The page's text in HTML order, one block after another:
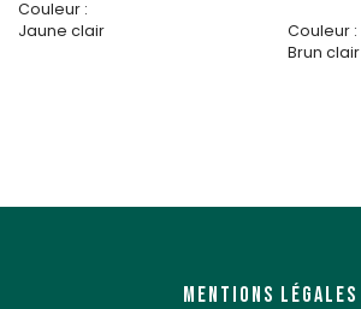
Couleur :
Jaune clair
Couleur :
Brun clair
MENTIONS LÉGALES